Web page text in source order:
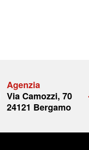
Agenzia
Via Camozzi, 70
24121 Bergamo